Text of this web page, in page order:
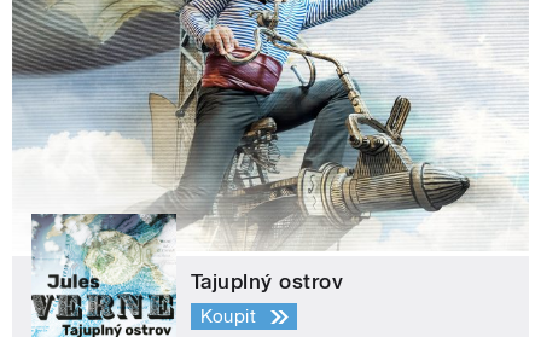
Tajuplný ostrov
Koupit